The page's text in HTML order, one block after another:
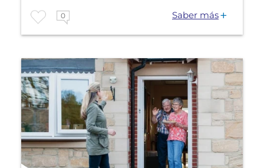
0 Saber más